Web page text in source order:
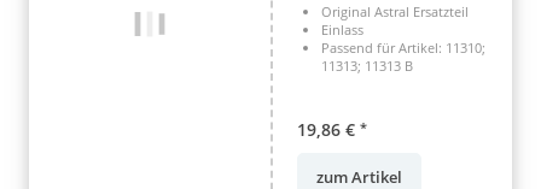
Original Astral Ersatzteil
Einlass
Passend für Artikel: 11310;
11313; 11313 B
19,86 € *
zum Artikel